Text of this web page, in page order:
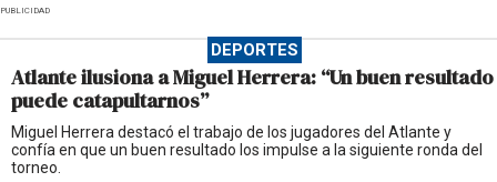
PUBLICIDAD
DEPORTES
Atlante ilusiona a Miguel Herrera: “Un buen resultado
puede catapultarnos”
Miguel Herrera destacó el trabajo de los jugadores del Atlante y
confía en que un buen resultado los impulse a la siguiente ronda del
torneo.